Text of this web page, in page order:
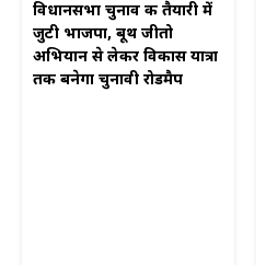
विधानसभा चुनाव की तैयारी में
जुटी भाजपा, बूथ जीतो
अभियान से लेकर विकास यात्रा
तक बनेगा चुनावी रोडमैप